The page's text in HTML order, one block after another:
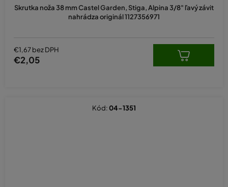
Skrutka noža 38 mm Castel Garden, Stiga, Alpina 3/8" ľavý závit
nahrádza originál 1127356971
€1,67 bez DPH
€2,05
Kód:04-1351